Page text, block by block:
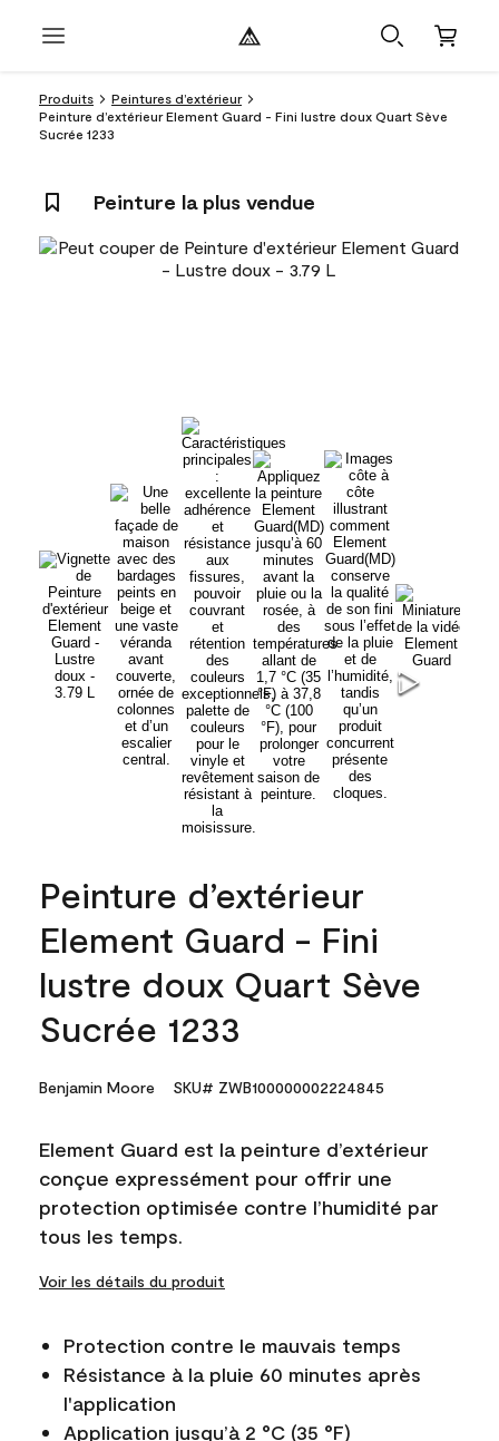
Produits
Peintures d’extérieur
Peinture d’extérieur Element Guard - Fini lustre doux Quart Sève
Sucrée 1233
Peinture la plus vendue
Peinture d’extérieur
Element Guard - Fini
lustre doux Quart Sève
Sucrée 1233
Benjamin Moore SKU# ZWB100000002224845
Element Guard est la peinture d’extérieur
conçue expressément pour offrir une
protection optimisée contre l’humidité par
tous les temps.
Voir les détails du produit
Protection contre le mauvais temps
Résistance à la pluie 60 minutes après
l'application
Application jusqu’à 2 °C (35 °F)